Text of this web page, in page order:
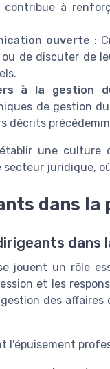
contribue à
ouverte :
de discuter de
à la gestion
de gestion
décrits
une culture
juridique,
dans
jouent un rôle
et les
des
l'épuisement